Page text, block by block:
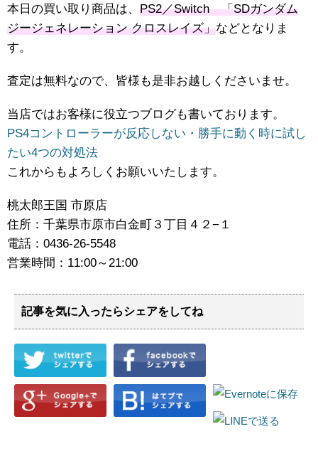
本日の買い取り商品は、 PS2／Switch 「SDガンダム
ジージェネレーション クロスレイズ」などとなりま
す。
査定は無料なので、皆様も是非お越しくださいませ。
当店ではお客様に役立つブログも書いております。
PS4コントローラーが反応しない・勝手に動く時に試し
たい4つの対処法
これからもよろしくお願いいたします。
桃太郎王国 市原店
住所：千葉県市原市白金町３丁目４２−１
電話：0436-26-5548
営業時間：11:00～21:00
記事を気に入ったらシェアをしてね